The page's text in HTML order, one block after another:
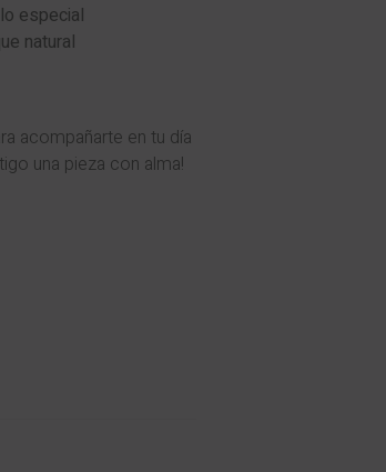
especial
natural
acompañarte en tu día
una pieza con alma!